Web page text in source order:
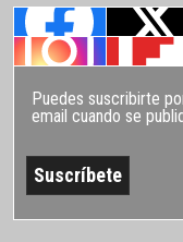
Puedes suscribirte
email cuando se